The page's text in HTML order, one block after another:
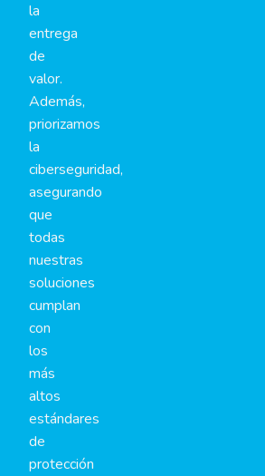
la
entrega
de
valor.
Además,
priorizamos
la
ciberseguridad,
asegurando
que
todas
nuestras
soluciones
cumplan
con
los
más
altos
estándares
de
protección